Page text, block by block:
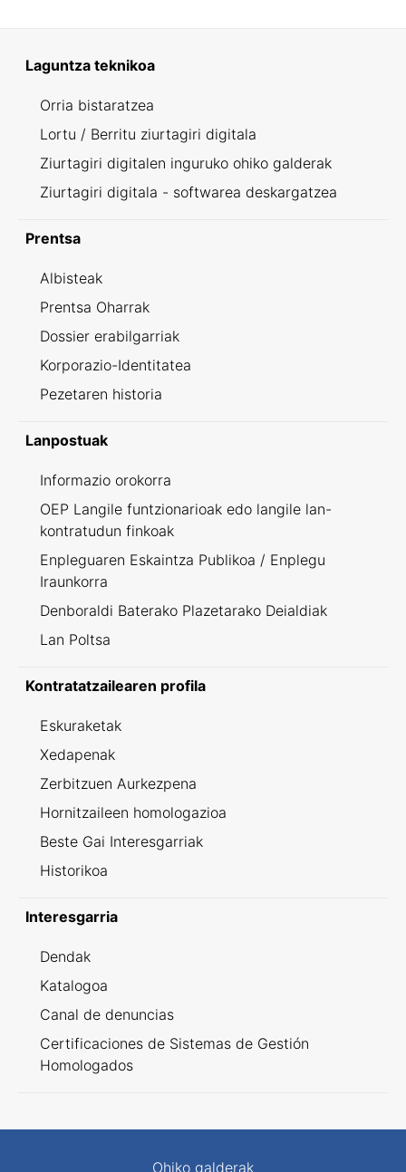
Laguntza teknikoa
Orria bistaratzea
Lortu / Berritu ziurtagiri digitala
Ziurtagiri digitalen inguruko ohiko galderak
Ziurtagiri digitala - softwarea deskargatzea
Prentsa
Albisteak
Prentsa Oharrak
Dossier erabilgarriak
Korporazio-Identitatea
Pezetaren historia
Lanpostuak
Informazio orokorra
OEP Langile funtzionarioak edo langile lan-
kontratudun finkoak
Enpleguaren Eskaintza Publikoa / Enplegu
Iraunkorra
Denboraldi Baterako Plazetarako Deialdiak
Lan Poltsa
Kontratatzailearen profila
Eskuraketak
Xedapenak
Zerbitzuen Aurkezpena
Hornitzaileen homologazioa
Beste Gai Interesgarriak
Historikoa
Interesgarria
Dendak
Katalogoa
Canal de denuncias
Certificaciones de Sistemas de Gestión
Homologados
Ohiko galderak